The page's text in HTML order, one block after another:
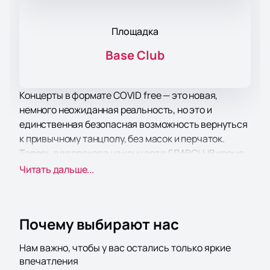
Площадка
Base Club
Концерты в формате COVID free — это новая,
немного неожиданная реальность, но это и
единственная безопасная возможность вернуться
к привычному танцполу, без масок и перчаток.
Теперь для прохода на концерт в ГЛАВCLUB кроме
билета вам потребуется паспорт и QR-код.
предъявите паспорт или фото паспорта на
сотрудник службы безопасности отсканирует
Читать дальше...
Почему выбирают нас
Нам важно, чтобы у вас остались только яркие
впечатления